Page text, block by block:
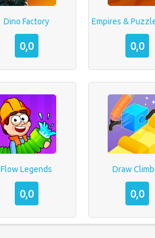
Dino Factory
0,0 0,0
Flow Legends
0,0
Draw
0,0